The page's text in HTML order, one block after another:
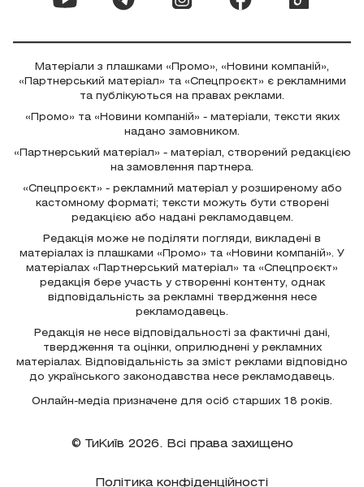
Матеріали з плашками «Промо», «Новини компаній»,
«Партнерський матеріал» та «Спецпроєкт» є рекламними
та публікуються на правах реклами.
«Промо» та «Новини компаній» - матеріали, тексти яких
надано замовником.
«Партнерський матеріал» - матеріал, створений редакцією
на замовлення партнера.
«Спецпроєкт» - рекламний матеріал у розширеному або
кастомному форматі; тексти можуть бути створені
редакцією або надані рекламодавцем.
Редакція може не поділяти погляди, викладені в
матеріалах із плашками «Промо» та «Новини компаній». У
матеріалах «Партнерський матеріал» та «Спецпроєкт»
редакція бере участь у створенні контенту, однак
відповідальність за рекламні твердження несе
рекламодавець.
Редакція не несе відповідальності за фактичні дані,
твердження та оцінки, оприлюднені у рекламних
матеріалах. Відповідальність за зміст реклами відповідно
до українського законодавства несе рекламодавець.
Онлайн-медіа призначене для осіб старших 18 років.
© ТиКиїв 2026. Всі права захищено
Політика конфіденційності